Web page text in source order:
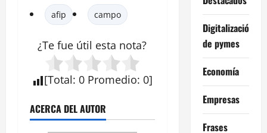
afip campo
¿Te fue útil esta nota?
[Total: 0 Promedio: 0]
ACERCA DEL AUTOR
Digitalización
de pymes
Economía
Empresas
Frases